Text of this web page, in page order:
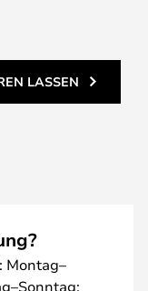
LASSEN
Montag–